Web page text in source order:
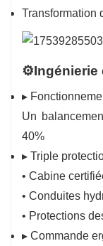
Transformation
⚙️Ingénierie
▸
Un
40%
▸ Triple
• Cabine
• Conduites
• Protections
▸ Commande